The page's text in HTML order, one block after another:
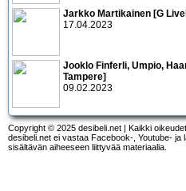
Jarkko Martikainen [G
17.04.2023
Jooklo Finferli, Umpio,
Tampere]
09.02.2023
Copyright © 2025 desibeli.net | Kaikki
desibeli.net ei vastaa Facebook-, Youtube-
sisältävän aiheeseen liittyvää materiaalia.